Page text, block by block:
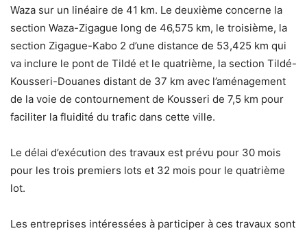
Waza sur un linéaire de 41 km. Le deuxième concerne la
section Waza-Zigague long de 46,575 km, le troisième, la
section Zigague-Kabo 2 d’une distance de 53,425 km qui
va inclure le pont de Tildé et le quatrième, la section Tildé-
Kousseri-Douanes distant de 37 km avec l’aménagement
de la voie de contournement de Kousseri de 7,5 km pour
faciliter la fluidité du trafic dans cette ville.
Le délai d’exécution des travaux est prévu pour 30 mois
pour les trois premiers lots et 32 mois pour le quatrième
lot.
Les entreprises intéressées à participer à ces travaux sont